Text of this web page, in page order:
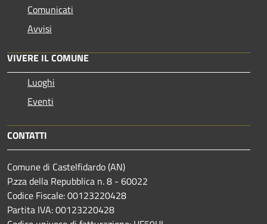
Comunicati
Avvisi
VIVERE IL COMUNE
Luoghi
Eventi
CONTATTI
Comune di Castelfidardo (AN)
P.zza della Repubblica n. 8 - 60022
Codice Fiscale: 00123220428
Partita IVA: 00123220428